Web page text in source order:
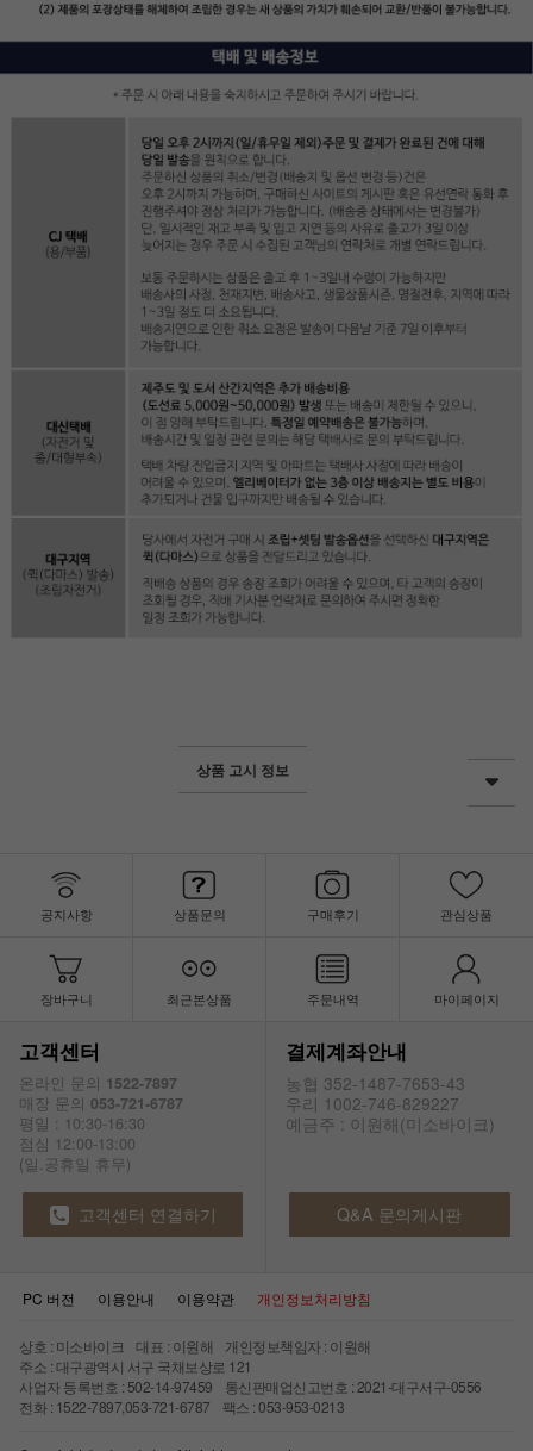
상품 고시 정보
공지사항 상품문의 구매후기 관심상품
장바구니 최근본상품 주문내역 마이페이지
고객센터
온라인 문의 1522-7897
매장 문의 053-721-6787
평일 : 10:30-16:30
점심 12:00-13:00
(일.공휴일 휴무)
결제계좌안내
농협 352-1487-7653-43
우리 1002-746-829227
예금주 : 이원해(미소바이크)
고객센터 연결하기 Q&A 문의게시판
PC 버전 이용안내 이용약관 개인정보처리방침
상호 : 미소바이크 대표 : 이원해 개인정보책임자 : 이원해
주소 : 대구광역시 서구 국채보상로 121
사업자 등록번호 : 502-14-97459 통신판매업신고번호 : 2021-대구서구-0556
전화 : 1522-7897,053-721-6787 팩스 : 053-953-0213